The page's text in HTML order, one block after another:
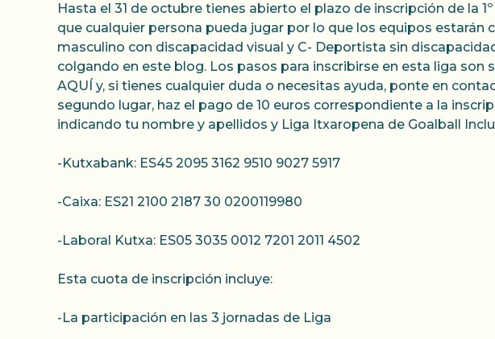
Hasta el 31 de octubre tienes abierto el plazo de inscripción de la
que cualquier persona pueda jugar por lo que los equipos
masculino con discapacidad visual y C- Deportista sin
colgando en este blog. Los pasos para inscribirse en esta liga
AQUÍ y, si tienes cualquier duda o necesitas ayuda, ponte en
segundo lugar, haz el pago de 10 euros correspondiente a la
indicando tu nombre y apellidos y Liga Itxaropena de Goalball
-Kutxabank: ES45 2095 3162 9510 9027 5917
-Caixa: ES21 2100 2187 30 0200119980
-Laboral Kutxa: ES05 3035 0012 7201 2011 4502
Esta cuota de inscripción incluye:
-La participación en las 3 jornadas de Liga